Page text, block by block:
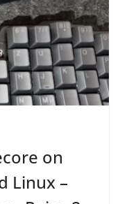
on
Linux –